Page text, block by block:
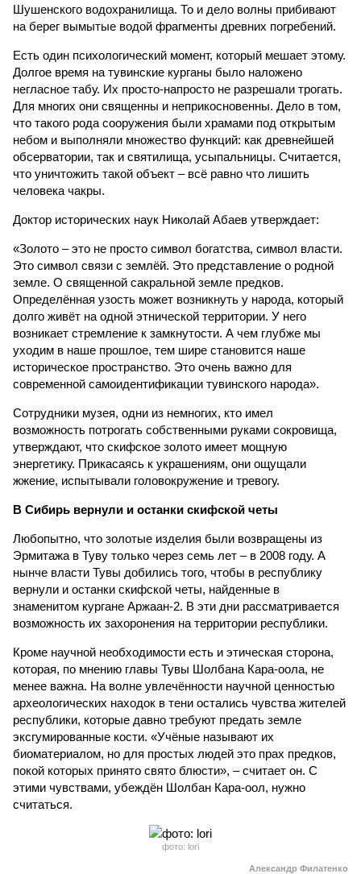
Шушенского водохранилища. То и дело волны прибивают
на берег вымытые водой фрагменты древних погребений.
Есть один психологический момент, который мешает этому.
Долгое время на тувинские курганы было наложено
негласное табу. Их просто-напросто не разрешали трогать.
Для многих они священны и неприкосновенны. Дело в том,
что такого рода сооружения были храмами под открытым
небом и выполняли множество функций: как древнейшей
обсерватории, так и святилища, усыпальницы. Считается,
что уничтожить такой объект – всё равно что лишить
человека чакры.
Доктор исторических наук Николай Абаев утверждает:
«Золото – это не просто символ богатства, символ власти.
Это символ связи с землёй. Это представление о родной
земле. О священной сакральной земле предков.
Определённая узость может возникнуть у народа, который
долго живёт на одной этнической территории. У него
возникает стремление к замкнутости. А чем глубже мы
уходим в наше прошлое, тем шире становится наше
историческое пространство. Это очень важно для
современной самоидентификации тувинского народа».
Сотрудники музея, одни из немногих, кто имел
возможность потрогать собственными руками сокровища,
утверждают, что скифское золото имеет мощную
энергетику. Прикасаясь к украшениям, они ощущали
жжение, испытывали головокружение и тревогу.
В Сибирь вернули и останки скифской четы
Любопытно, что золотые изделия были возвращены из
Эрмитажа в Туву только через семь лет – в 2008 году. А
нынче власти Тувы добились того, чтобы в республику
вернули и останки скифской четы, найденные в
знаменитом кургане Аржаан-2. В эти дни рассматривается
возможность их захоронения на территории республики.
Кроме научной необходимости есть и этическая сторона,
которая, по мнению главы Тувы Шолбана Кара-оола, не
менее важна. На волне увлечённости научной ценностью
археологических находок в тени остались чувства жителей
республики, которые давно требуют предать земле
эксгумированные кости. «Учёные называют их
биоматериалом, но для простых людей это прах предков,
покой которых принято свято блюсти», – считает он. С
этими чувствами, убеждён Шолбан Кара-оол, нужно
считаться.
фото: lori
Александр Филатенко